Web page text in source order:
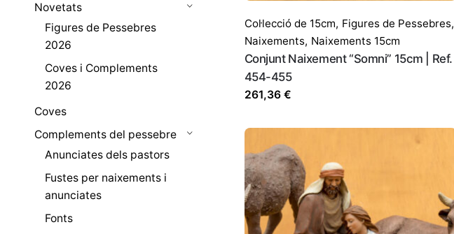
Novetats
Figures de Pessebres
2026
Coves i Complements
2026
Coves
Complements del pessebre
Anunciates dels pastors
Fustes per naixements i
anunciates
Fonts
Col·lecció de 15cm, Figures de Pessebres,
Naixements, Naixements 15cm
Conjunt Naixement “Somni” 15cm | Ref.
454-455
261,36 €